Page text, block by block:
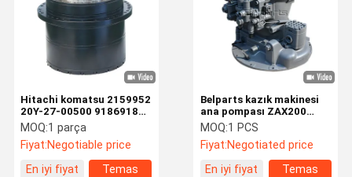
Hitachi komatsu 2159952
20Y-27-00500 9186918
için ekskavator seyahat
motoru PC200-8 E320D
ZX450 R210LC-7 TM40
MOQ:1 parça
Fiyat:Negotiable price
En iyi fiyat
Temas
Belparts kazık makinesi
ana pompası ZAX200
ZX210 ZX240 ZX270-3
hitachi için hidrolik
pompa 9191164 9195235
9257345 9257346
MOQ:1 PCS
Fiyat:Negotiated price
En iyi fiyat
Temas